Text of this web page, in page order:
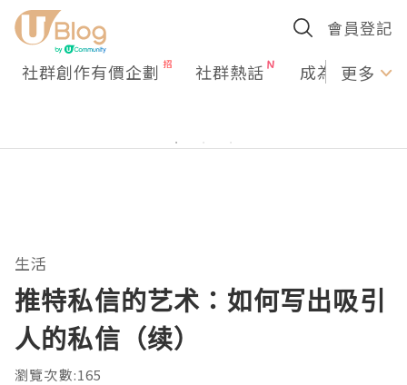
會員登記
社群創作有價企劃 社群熱話 成為U更多
生活
推特私信的艺术：如何写出吸引
人的私信（续）
瀏覽次數:165